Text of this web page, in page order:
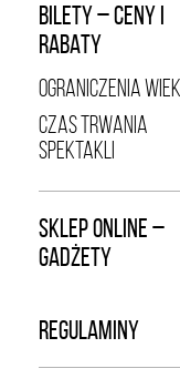
BILETY – CENY I
RABATY
OGRANICZENIA
CZAS TRWANIA
SPEKTAKLI
SKLEP ONLINE –
GADŻETY
REGULAMINY